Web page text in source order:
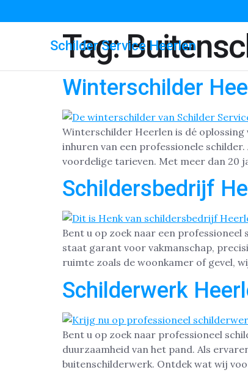
Schilder Service Heerlen
Tag:
Winterschilder
Winterschilder Heerlen is dé
inhuren van een professionele
voordelige tarieven. Met meer dan
Schildersbedrijf
Bent u op zoek naar een
staat garant voor vakmanschap,
ruimte zoals de woonkamer of gevel,
Schilderwerk
Bent u op zoek naar professioneel
duurzaamheid van het pand. Als
buitenschilderwerk. Ontdek wat wij